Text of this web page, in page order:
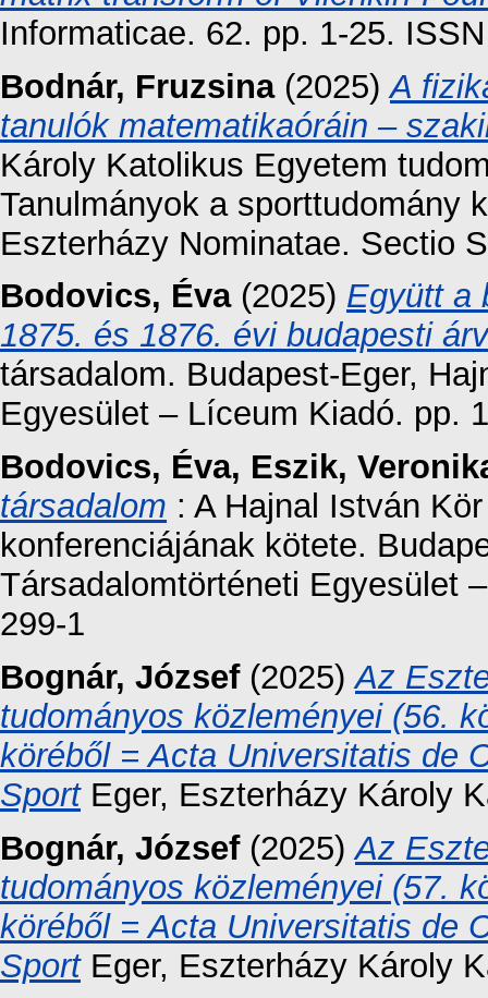
Informaticae. 62. pp. 1-25.
Bodnár, Fruzsina(2025)A
tanulók matematikaóráin –
Károly Katolikus Egyetem
Tanulmányok a sporttudomány
Eszterházy Nominatae. Sectio
Bodovics, Éva(2025) Együtt a
1875. és 1876. évi budapesti
társadalom. Budapest-Eger,
Egyesület – Líceum Kiadó. pp.
Bodovics, Éva, Eszik,
társadalom : A Hajnal István
konferenciájának kötete.
Társadalomtörténeti Egyesület
299-1
Bognár, József(2025)Az
tudományos közleményei (56.
köréből = Acta Universitatis de
SportEger, Eszterházy Károly
Bognár, József(2025)Az
tudományos közleményei (57.
köréből = Acta Universitatis de
SportEger, Eszterházy Károly